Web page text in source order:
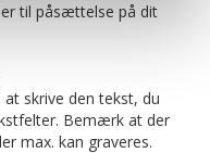
til påsættelse på dit
skrive den tekst, du
Bemærk at der
max. kan graveres.